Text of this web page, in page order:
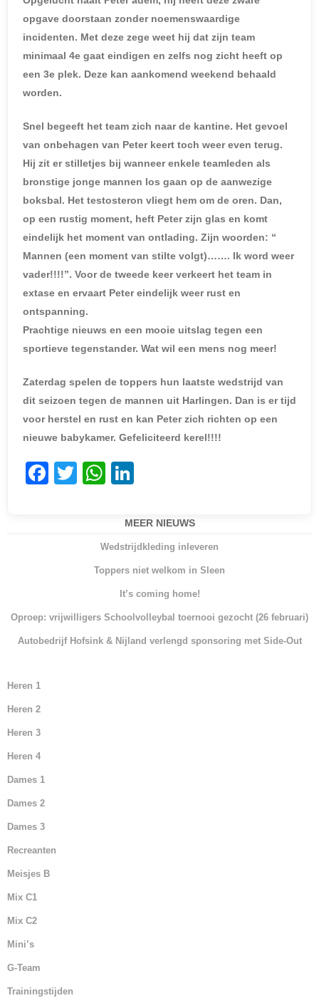
opgave doorstaan zonder noemenswaardige
incidenten. Met deze zege weet hij dat zijn team
minimaal 4e gaat eindigen en zelfs nog zicht heeft op
een 3e plek. Deze kan aankomend weekend behaald
worden.
Snel begeeft het team zich naar de kantine. Het gevoel
van onbehagen van Peter keert toch weer even terug.
Hij zit er stilletjes bij wanneer enkele teamleden als
bronstige jonge mannen los gaan op de aanwezige
boksbal. Het testosteron vliegt hem om de oren. Dan,
op een rustig moment, heft Peter zijn glas en komt
eindelijk het moment van ontlading. Zijn woorden: “
Mannen (een moment van stilte volgt)……. Ik word weer
vader!!!!”. Voor de tweede keer verkeert het team in
extase en ervaart Peter eindelijk weer rust en
ontspanning.
Prachtige nieuws en een mooie uitslag tegen een
sportieve tegenstander. Wat wil een mens nog meer!
Zaterdag spelen de toppers hun laatste wedstrijd van
dit seizoen tegen de mannen uit Harlingen. Dan is er tijd
voor herstel en rust en kan Peter zich richten op een
nieuwe babykamer. Gefeliciteerd kerel!!!!
F
o
k
T
W
at
s
A
p
k
e
dI
n
MEER NIEUWS
Wedstrijdkleding inleveren
Toppers niet welkom in Sleen
It’s coming home!
Oproep: vrijwilligers Schoolvolleybal toernooi gezocht (26 februari)
Autobedrijf Hofsink & Nijland verlengd sponsoring met Side-Out
Heren 1
Heren 2
Heren 3
Heren 4
Dames 1
Dames 2
Dames 3
Recreanten
Meisjes B
Mix C1
Mix C2
Mini’s
G-Team
Trainingstijden